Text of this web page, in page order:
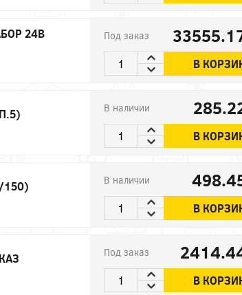
24В
Под заказ
В
В наличии
В
В наличии
В
Под заказ
В